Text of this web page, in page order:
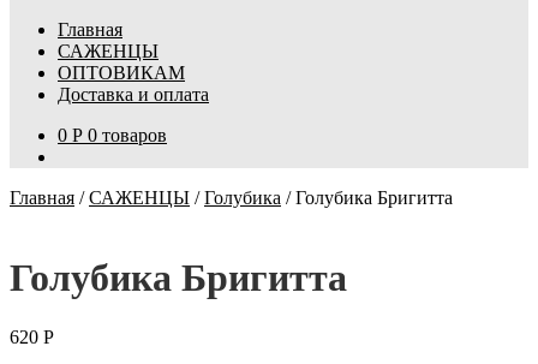
Главная
САЖЕНЦЫ
ОПТОВИКАМ
Доставка и оплата
0 Р 0 товаров
Главная /САЖЕНЦЫ /Голубика /Голубика Бригитта
Голубика Бригитта
620 Р